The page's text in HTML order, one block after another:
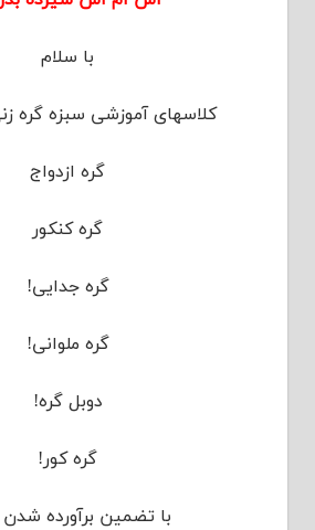
با سلام
کلاسهای آموزشی سبزه گره
گره ازدواج
گره کنکور
گره جدایی!
گره ملوانی!
دوبل گره!
گره کور!
با تضمین برآورده شدن